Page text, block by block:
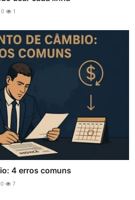
0 1
4 erros comuns
0 7